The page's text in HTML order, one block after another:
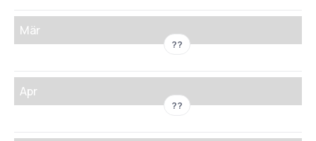
Mär
??
Apr
??